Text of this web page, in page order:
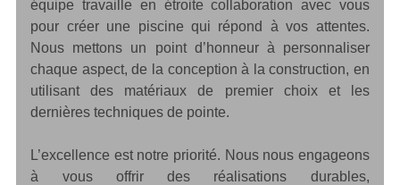
équipe travaille en étroite collaboration avec vous
pour créer une piscine qui répond à vos attentes.
Nous mettons un point d’honneur à personnaliser
chaque aspect, de la conception à la construction, en
utilisant des matériaux de premier choix et les
dernières techniques de pointe.
L’excellence est notre priorité. Nous nous engageons
à vous offrir des réalisations durables,